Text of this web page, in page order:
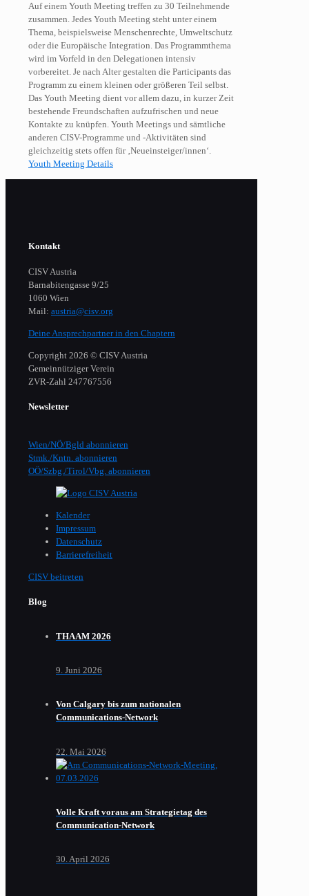
Auf einem Youth Meeting treffen zu 30 Teilnehmende
zusammen. Jedes Youth Meeting steht unter einem
Thema, beispielsweise Menschenrechte, Umweltschutz
oder die Europäische Integration. Das Programmthema
wird im Vorfeld in den Delegationen intensiv
vorbereitet. Je nach Alter gestalten die Participants das
Programm zu einem kleinen oder größeren Teil selbst.
Das Youth Meeting dient vor allem dazu, in kurzer Zeit
bestehende Freundschaften aufzufrischen und neue
Kontakte zu knüpfen. Youth Meetings und sämtliche
anderen CISV-Programme und -Aktivitäten sind
gleichzeitig stets offen für ‚Neueinsteiger/innen‘.
Youth Meeting Details
Kontakt
CISV Austria
Barnabitengasse 9/25
1060 Wien
Mail: austria@cisv.org
Deine Ansprechpartner in den Chaptern
Copyright 2026 © CISV Austria
Gemeinnütziger Verein
​ZVR-Zahl 247767556
Newsletter
Wien/NÖ/Bgld abonnieren
Stmk./Kntn. abonnieren
OÖ/Szbg./Tirol/Vbg. abonnieren
Kalender
Impressum
Datenschutz
Barrierefreiheit
CISV beitreten
Blog
THAAM 2026
9. Juni 2026
Von Calgary bis zum nationalen
Communications-Network
22. Mai 2026
Volle Kraft voraus am Strategietag des
Communication-Network
30. April 2026